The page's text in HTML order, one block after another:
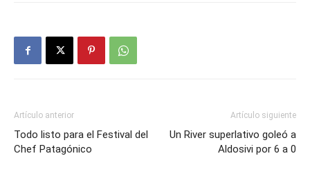
Artículo anterior
Todo listo para el Festival del
Chef Patagónico
Artículo siguiente
Un River superlativo goleó a
Aldosivi por 6 a 0